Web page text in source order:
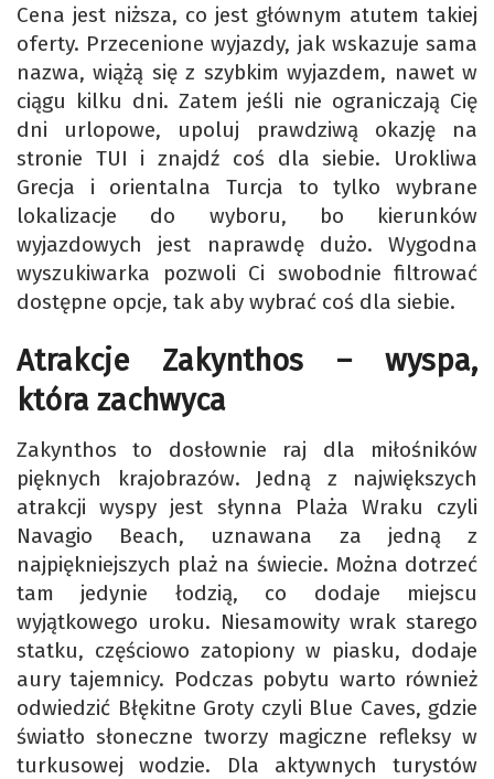
Cena jest niższa, co jest głównym atutem takiej
oferty. Przecenione wyjazdy, jak wskazuje sama
nazwa, wiążą się z szybkim wyjazdem, nawet w
ciągu kilku dni. Zatem jeśli nie ograniczają Cię
dni urlopowe, upoluj prawdziwą okazję na
stronie TUI i znajdź coś dla siebie. Urokliwa
Grecja i orientalna Turcja to tylko wybrane
lokalizacje do wyboru, bo kierunków
wyjazdowych jest naprawdę dużo. Wygodna
wyszukiwarka pozwoli Ci swobodnie filtrować
dostępne opcje, tak aby wybrać coś dla siebie.
Atrakcje Zakynthos – wyspa,
która zachwyca
Zakynthos to dosłownie raj dla miłośników
pięknych krajobrazów. Jedną z największych
atrakcji wyspy jest słynna Plaża Wraku czyli
Navagio Beach, uznawana za jedną z
najpiękniejszych plaż na świecie. Można dotrzeć
tam jedynie łodzią, co dodaje miejscu
wyjątkowego uroku. Niesamowity wrak starego
statku, częściowo zatopiony w piasku, dodaje
aury tajemnicy. Podczas pobytu warto również
odwiedzić Błękitne Groty czyli Blue Caves, gdzie
światło słoneczne tworzy magiczne refleksy w
turkusowej wodzie. Dla aktywnych turystów